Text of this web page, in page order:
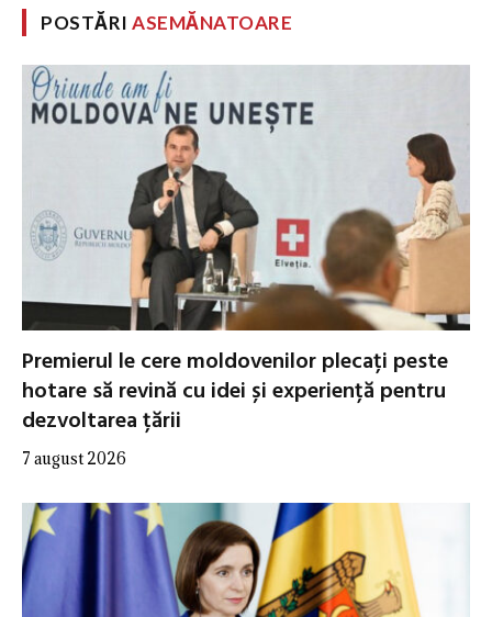
POSTĂRIASEMĂNATOARE
Premierul le cere moldovenilor plecați peste
hotare să revină cu idei și experiență pentru
dezvoltarea țării
7 august 2026